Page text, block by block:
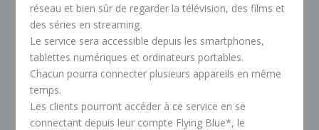
réseau et bien sûr de regarder la télévision, des films et
des séries en streaming.
Le service sera accessible depuis les smartphones,
tablettes numériques et ordinateurs portables.
Chacun pourra connecter plusieurs appareils en même
temps.
Les clients pourront accéder à ce service en se
connectant depuis leur compte Flying Blue*, le